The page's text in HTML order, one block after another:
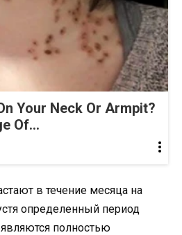
Your Neck Or Armpit?
Of...
в течение месяца на
определенный период
полностью